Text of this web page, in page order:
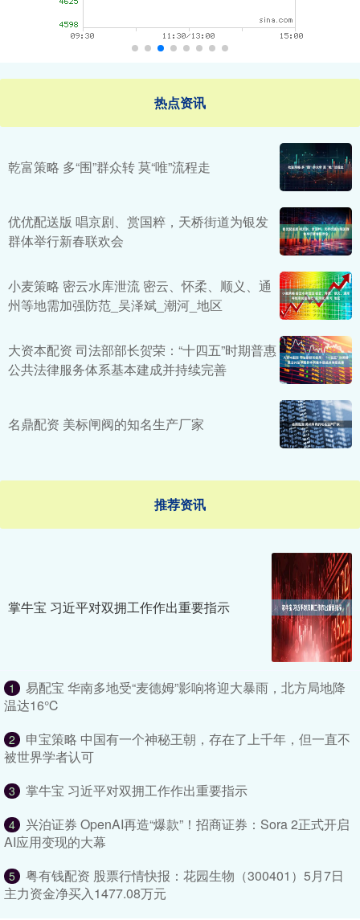
热点资讯
乾富策略 多“围”群众转 莫“唯”流程走
优优配送版 唱京剧、赏国粹，天桥街道为银发
群体举行新春联欢会
小麦策略 密云水库泄流 密云、怀柔、顺义、通
州等地需加强防范_吴泽斌_潮河_地区
大资本配资 司法部部长贺荣：“十四五”时期普惠
公共法律服务体系基本建成并持续完善
名鼎配资 美标闸阀的知名生产厂家
推荐资讯
掌牛宝 习近平对双拥工作作出重要指示
1
易配宝 华南多地受“麦德姆”影响将迎大暴雨，北方局地降
温达16℃
2
申宝策略 中国有一个神秘王朝，存在了上千年，但一直不
被世界学者认可
3 掌牛宝 习近平对双拥工作作出重要指示
4
兴泊证券 OpenAI再造“爆款”！招商证券：Sora 2正式开启
AI应用变现的大幕
5
粤有钱配资 股票行情快报：花园生物（300401）5月7日
主力资金净买入1477.08万元